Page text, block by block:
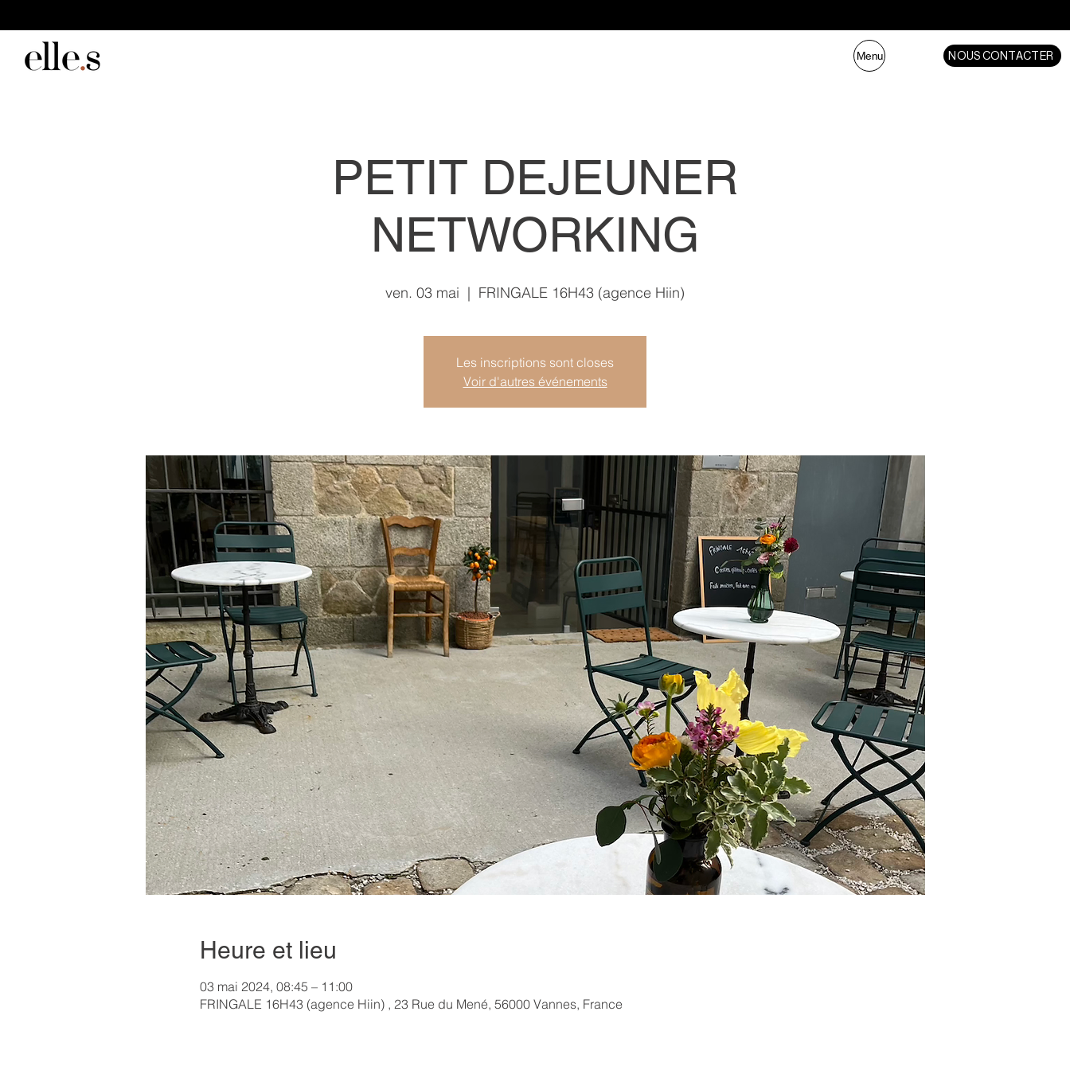
Menu NOUS CONTACTER
PETIT DEJEUNER
NETWORKING
ven. 03 mai
  |
FRINGALE 16H43 (agence Hiin)
Les inscriptions sont closes
Voir d'autres événements
Heure et lieu
03 mai 2024, 08:45 – 11:00
FRINGALE 16H43 (agence Hiin) , 23 Rue du Mené, 56000 Vannes, France